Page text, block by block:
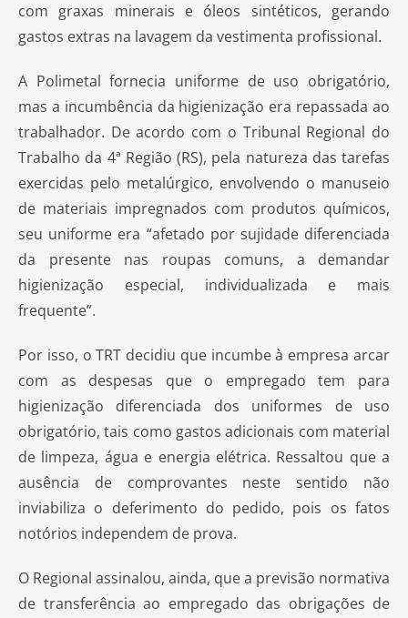
com graxas minerais e óleos sintéticos, gerando
gastos extras na lavagem da vestimenta profissional.
A Polimetal fornecia uniforme de uso obrigatório,
mas a incumbência da higienização era repassada ao
trabalhador. De acordo com o Tribunal Regional do
Trabalho da 4ª Região (RS), pela natureza das tarefas
exercidas pelo metalúrgico, envolvendo o manuseio
de materiais impregnados com produtos químicos,
seu uniforme era “afetado por sujidade diferenciada
da presente nas roupas comuns, a demandar
higienização especial, individualizada e mais
frequente”.
Por isso, o TRT decidiu que incumbe à empresa arcar
com as despesas que o empregado tem para
higienização diferenciada dos uniformes de uso
obrigatório, tais como gastos adicionais com material
de limpeza, água e energia elétrica. Ressaltou que a
ausência de comprovantes neste sentido não
inviabiliza o deferimento do pedido, pois os fatos
notórios independem de prova.
O Regional assinalou, ainda, que a previsão normativa
de transferência ao empregado das obrigações de